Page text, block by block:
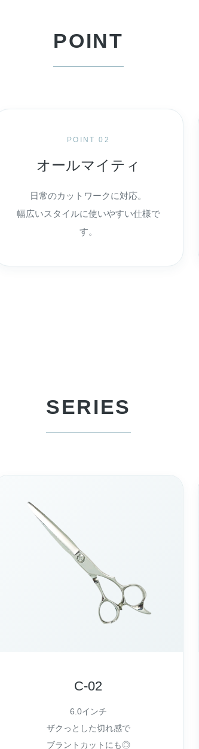
POINT
POINT 02
オールマイティ
日常のカットワークに対応。
幅広いスタイルに使いやすい仕様で
す。
SERIES
C-02
6.0インチ
ザクっとした切れ感で
ブラントカットにも◎